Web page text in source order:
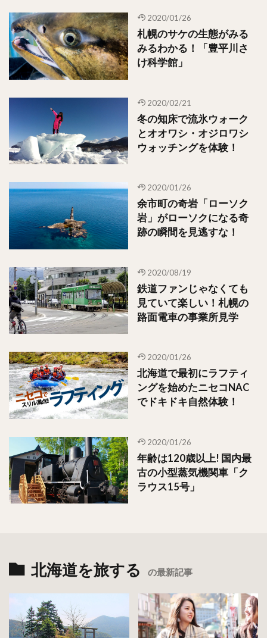
2020/01/26
札幌のサケの生態がみる
みるわかる！「豊平川さ
け科学館」
2020/02/21
冬の知床で流氷ウォーク
とオオワシ・オジロワシ
ウォッチングを体験！
2020/01/26
余市町の奇岩「ローソク
岩」がローソクになる奇
跡の瞬間を見逃すな！
2020/08/19
鉄道ファンじゃなくても
見ていて楽しい！札幌の
路面電車の事業所見学
2020/01/26
北海道で最初にラフティ
ングを始めたニセコNAC
でドキドキ自然体験！
2020/01/26
年齢は120歳以上! 国内最
古の小型蒸気機関車「ク
ラウス15号」
北海道を旅する の最新記事